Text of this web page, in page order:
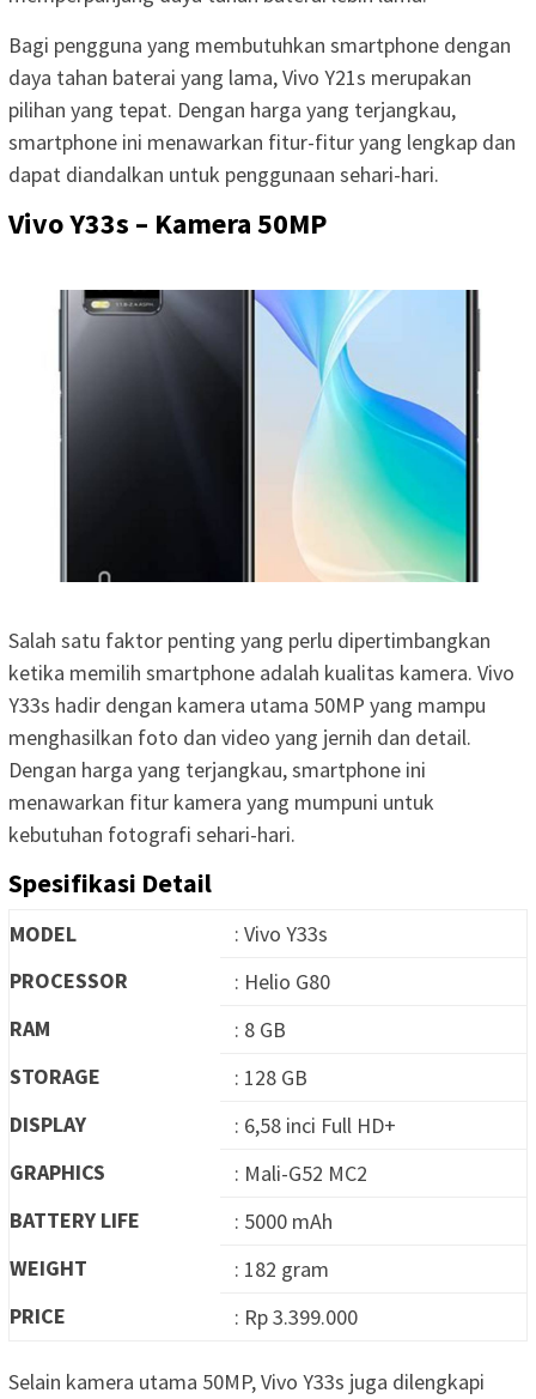
Bagi pengguna yang membutuhkan smartphone dengan
daya tahan baterai yang lama, Vivo Y21s merupakan
pilihan yang tepat. Dengan harga yang terjangkau,
smartphone ini menawarkan fitur-fitur yang lengkap dan
dapat diandalkan untuk penggunaan sehari-hari.
Vivo Y33s – Kamera 50MP
Salah satu faktor penting yang perlu dipertimbangkan
ketika memilih smartphone adalah kualitas kamera. Vivo
Y33s hadir dengan kamera utama 50MP yang mampu
menghasilkan foto dan video yang jernih dan detail.
Dengan harga yang terjangkau, smartphone ini
menawarkan fitur kamera yang mumpuni untuk
kebutuhan fotografi sehari-hari.
Spesifikasi Detail
MODEL
: Vivo Y33s
PROCESSOR
: Helio G80
RAM
: 8 GB
STORAGE
: 128 GB
DISPLAY
: 6,58 inci Full HD+
GRAPHICS
: Mali-G52 MC2
BATTERY LIFE
: 5000 mAh
WEIGHT
: 182 gram
PRICE
: Rp 3.399.000
Selain kamera utama 50MP, Vivo Y33s juga dilengkapi